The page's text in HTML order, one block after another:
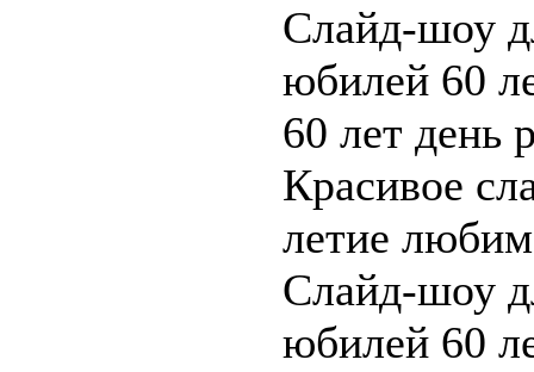
Слайд-шоу
юбилей 60
60 лет день
Красивое
летие
Слайд-шоу
юбилей 60